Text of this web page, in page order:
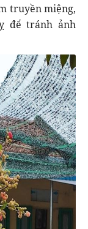
truyền miệng,
để tránh ảnh